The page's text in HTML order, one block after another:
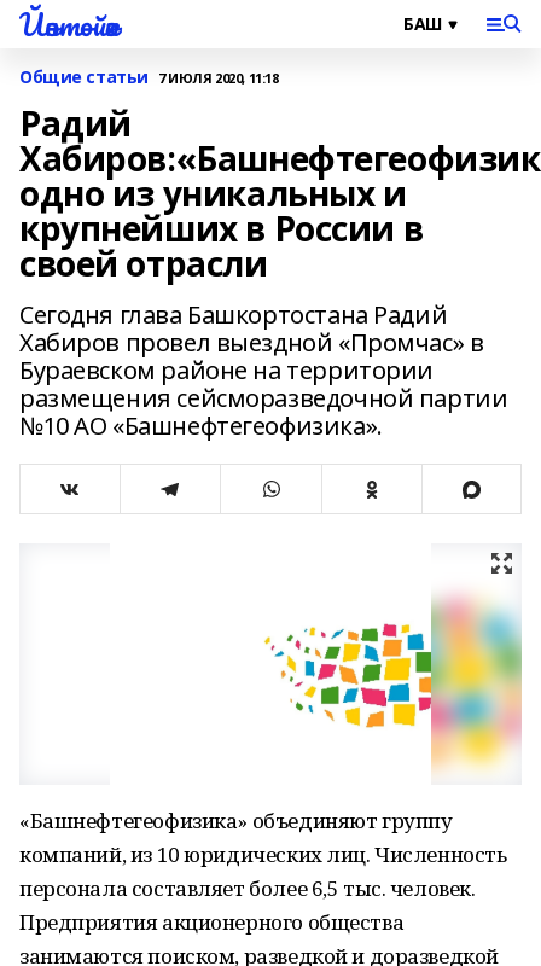
Йәнтөйәк
Общие статьи 7 ИЮЛЯ 2020, 11:18
Радий
одно из уникальных и
крупнейших в России в
своей отрасли
Сегодня глава Башкортостана Радий
Хабиров провел выездной «Промчас» в
Бураевском районе на территории
размещения сейсморазведочной партии
№10 АО «Башнефтегеофизика».
«Башнефтегеофизика» объединяют группу
компаний, из 10 юридических лиц. Численность
персонала составляет более 6,5 тыс. человек.
Предприятия акционерного общества
занимаются поиском, разведкой и доразведкой